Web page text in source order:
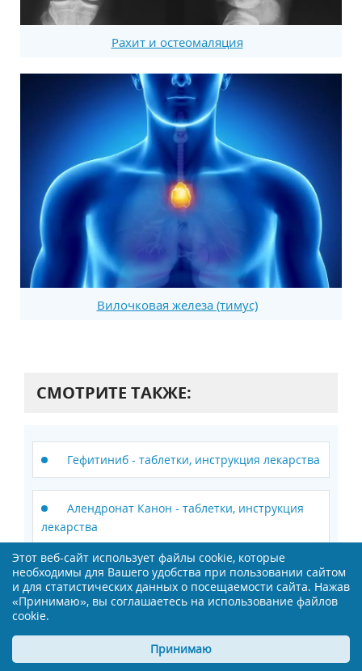
Рахит и остеомаляция
Вилочковая железа (тимус)
СМОТРИТЕ ТАКЖЕ:
Гефитиниб - таблетки, инструкция лекарства
Алендронат Канон - таблетки, инструкция
лекарства
Гинкор прокто / Гинкор форт - таблетки,
инструкция лекарства
Грастива® - капсулы, инструкция лекарства
Этот веб-сайт использует файлы cookie, которые
необходимы для Вашего удобства при пользовании сайтом
и для статистических данных о посещаемости сайта. Нажав
«Принимаю», вы соглашаетесь на использование файлов
cookie.
Принимаю